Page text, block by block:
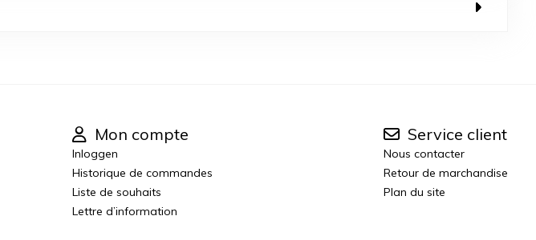
Mon compte
Inloggen
Historique de commandes
Liste de souhaits
Lettre d’information
Service client
Nous contacter
Retour de marchandise
Plan du site